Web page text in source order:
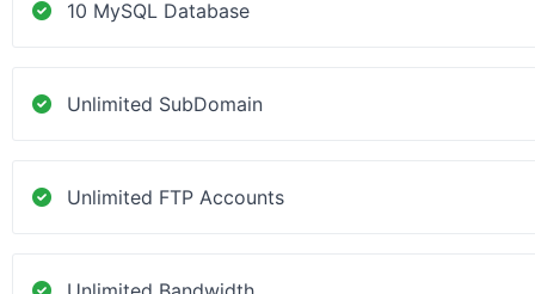
10 MySQL Database
Unlimited SubDomain
Unlimited FTP Accounts